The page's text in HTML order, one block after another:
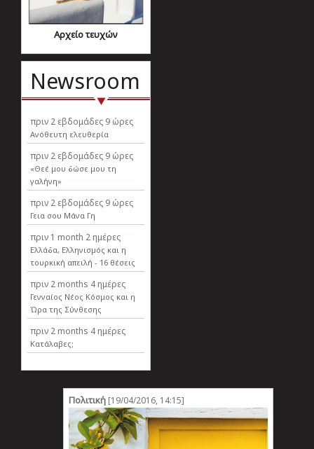
Αρχείο τευχών
Newsroom
πριν 2 εβδομάδες 9 ώρες
Ανόθευτη ελευθερία
πριν 2 εβδομάδες 9 ώρες
«Θεέ μου δώσε μου τη
γαλήνη»
πριν 2 εβδομάδες 9 ώρες
Γεια σου Μάνα Γη
πριν 1 month 2 ημέρες
Ελλάδα, Ελληνισµός και η
τουρκική απειλή - 16 θέσεις
πριν 2 months 4 ημέρες
Γενναίος Νέος Κόσμος και η
Ώρα της Σύνθεσης
πριν 2 months 4 ημέρες
Κατάλαβες;
Πολιτική[19/04/2016, 14:15]